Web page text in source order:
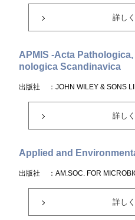
詳し
APMIS -Acta
nologica Scandinavica
出版社 ：JOHN WILEY & SONS
詳し
Applied and
出版社 ：AM.SOC. FOR
詳し